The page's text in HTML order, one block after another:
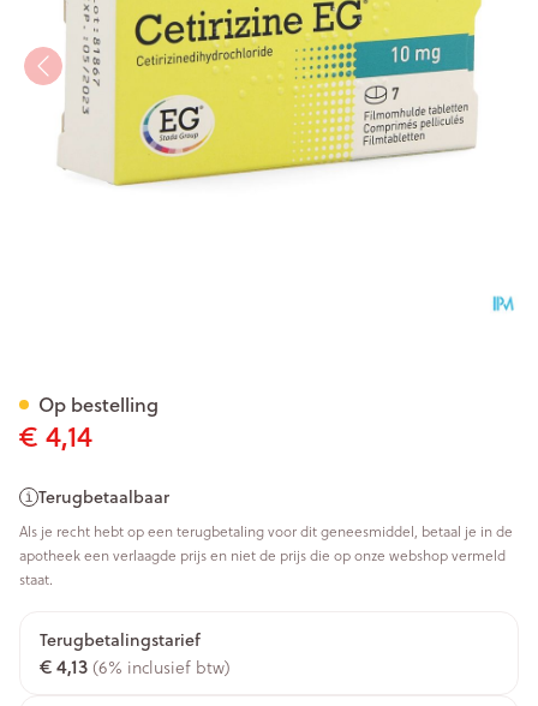
€ 4,14
Terugbetaalbaar
Als je recht hebt op een terugbetaling voor dit geneesmiddel, betaal je in de
apotheek een verlaagde prijs en niet de prijs die op onze webshop vermeld
staat.
Terugbetalingstarief
€ 4,13 (6% inclusief btw)
Op bestelling